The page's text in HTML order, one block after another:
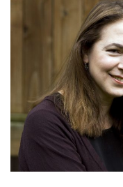
Archivo Cenfoto-UDP
Arquetipos de situación
Artes visuales
Cine y televisión
Ciudad
Cómics
Críticas